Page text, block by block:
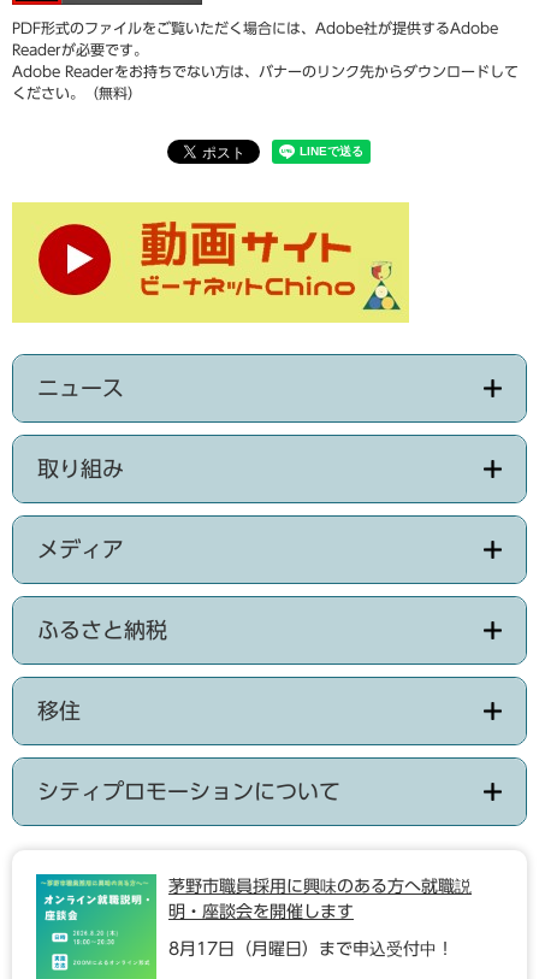
PDF形式のファイルをご覧いただく場合には、Adobe社が提供するAdobe
Readerが必要です。
Adobe Readerをお持ちでない方は、バナーのリンク先からダウンロードして
ください。（無料）
ニュース
取り組み
メディア
ふるさと納税
移住
シティプロモーションについて
茅野市職員採用に興味のある方へ就職説
明・座談会を開催します
8月17日（月曜日）まで申込受付中！